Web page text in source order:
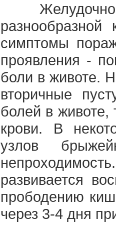
Желудочно-
симптомы
проявления -
боли в животе.
вторичные
болей в
крови. В
узлов
развивается
прободению
через 3-4 дня